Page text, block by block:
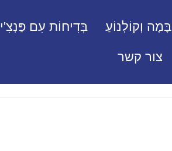
בָּמָה וְקוֹלְנוֹעַ בְּדִיחוֹת עִם פַּנְצִ'י
צור קשר